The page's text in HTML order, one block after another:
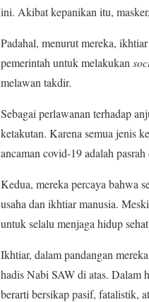
ini. Akibat kepanikan itu, masker,
Padahal, menurut mereka,
pemerintah untuk melakukan
melawan takdir.
Sebagai perlawanan terhadap
ketakutan. Karena semua jenis
ancaman covid-19 adalah
Kedua, mereka percaya bahwa
usaha dan ikhtiar manusia.
untuk selalu menjaga hidup
Ikhtiar, dalam pandangan
hadis Nabi SAW di atas. Dalam
berarti bersikap pasif, fatalistik,